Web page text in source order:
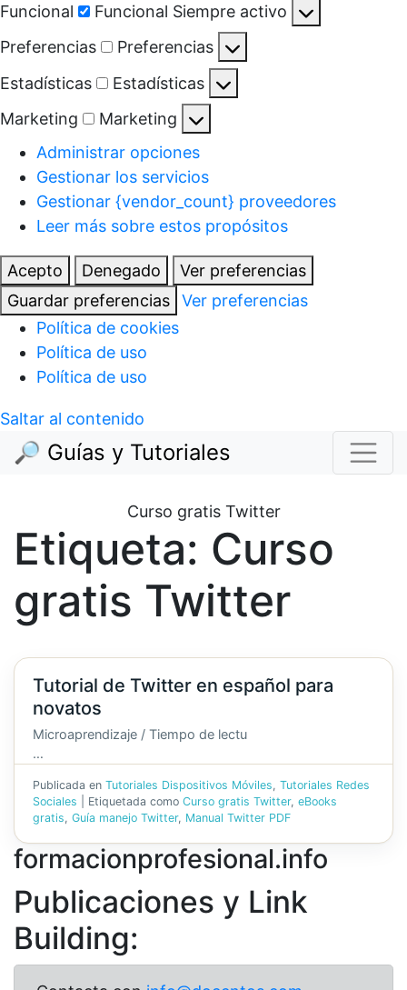
Funcional
Funcional Siempre activo
Preferencias
Preferencias
Estadísticas
Estadísticas
Marketing
Marketing
Administrar opciones
Gestionar los servicios
Gestionar {vendor_count} proveedores
Leer más sobre estos propósitos
Acepto Denegado
Ver preferencias
Guardar preferencias
Ver preferencias
Política de cookies
Política de uso
Política de uso
Saltar al contenido
🔎 Guías y Tutoriales
Curso gratis Twitter
Etiqueta: Curso
gratis Twitter
Tutorial de Twitter en español para
novatos
Microaprendizaje / Tiempo de lectu
…
Publicada en Tutoriales Dispositivos Móviles, Tutoriales Redes
Sociales
Etiquetada como Curso gratis Twitter, eBooks
gratis, Guía manejo Twitter, Manual Twitter PDF
formacionprofesional.info
Publicaciones y Link
Building: